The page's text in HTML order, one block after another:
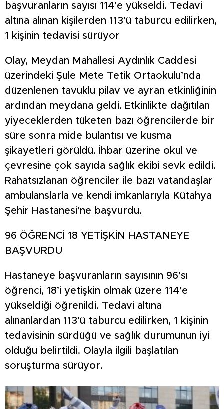
başvuranların sayısı 114’e yükseldi. Tedavi
altına alınan kişilerden 113’ü taburcu edilirken,
1 kişinin tedavisi sürüyor
Olay, Meydan Mahallesi Aydınlık Caddesi
üzerindeki Şule Mete Tetik Ortaokulu’nda
düzenlenen tavuklu pilav ve ayran etkinliğinin
ardından meydana geldi. Etkinlikte dağıtılan
yiyeceklerden tüketen bazı öğrencilerde bir
süre sonra mide bulantısı ve kusma
şikayetleri görüldü. İhbar üzerine okul ve
çevresine çok sayıda sağlık ekibi sevk edildi.
Rahatsızlanan öğrenciler ile bazı vatandaşlar
ambulanslarla ve kendi imkanlarıyla Kütahya
Şehir Hastanesi’ne başvurdu.
96 ÖĞRENCİ 18 YETİŞKİN HASTANEYE
BAŞVURDU
Hastaneye başvuranların sayısının 96’sı
öğrenci, 18’i yetişkin olmak üzere 114’e
yükseldiği öğrenildi. Tedavi altına
alınanlardan 113’ü taburcu edilirken, 1 kişinin
tedavisinin sürdüğü ve sağlık durumunun iyi
olduğu belirtildi. Olayla ilgili başlatılan
soruşturma sürüyor.